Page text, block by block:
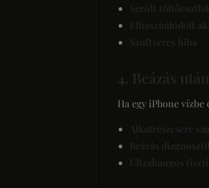
Sérült
Elhasználódott
Szoftveres hiba
4. Beázás
Ha egy iPhone vízbe
Alkatrészcsere
Beázás
Ultrahangos